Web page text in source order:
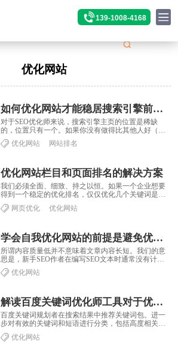
139-1008-4168
优化网站
如何优化网站才能稳居搜索引擎前三排名稀缺位置？
对于SEO优化师来说，搜索引擎主页的位置是稀缺
的，位置只有一个。如果你没有做得比其他人好（在
搜索引擎的眼中），那么你就无法获得前三名，也就
无......优化网站 网站排名
优化网站栏目和页面排名的解决方案
我们必须全面、细致、持之以恒。如果一个企业想要
得到一个稳定的优化排名，仅仅优化几个关键词是不
够的。它还需要优化网站的各种页面，如栏目页面、
内......网页优化 优化网站
学会自我优化网站的前提是避免优化工作走捷径
所谓内容质量低并不意味着文章内容长短。我们的意
思是，新手SEO作者在编写SEO文本时通常没有计
划。当他们想到一个点时，他们会写一个点。这通
常......优化网站
解读百度关键词优化师工具对于优化网站的参考价值
百度关键词规划者在搜索结果中推荐关键词包。进一
步对有效的关键词和短语进行分类，包括高度相关的
关键词、行业热门关键词、长尾关键词、个性化关键
词......优化网站